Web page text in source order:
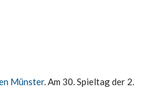
Münster. Am 30. Spieltag der 2.